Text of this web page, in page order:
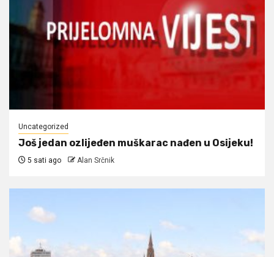
Uncategorized
Još jedan ozlijeđen muškarac nađen u Osijeku!
5 sati ago Alan Srčnik